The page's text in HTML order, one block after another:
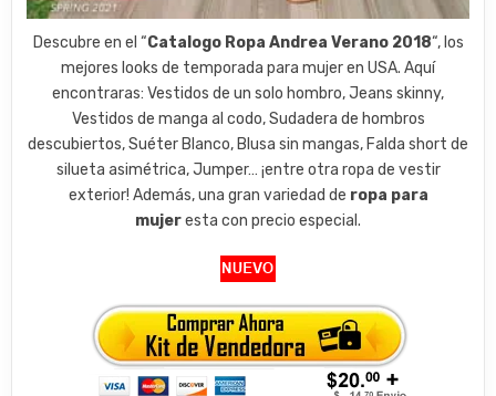
Descubre en el “Catalogo Ropa Andrea Verano 2018“, los
mejores looks de temporada para mujer en USA. Aquí
encontraras: Vestidos de un solo hombro, Jeans skinny,
Vestidos de manga al codo, Sudadera de hombros
descubiertos, Suéter Blanco, Blusa sin mangas, Falda short de
silueta asimétrica, Jumper… ¡entre otra ropa de vestir
exterior! Además, una gran variedad de ropa para
mujeresta con precio especial.